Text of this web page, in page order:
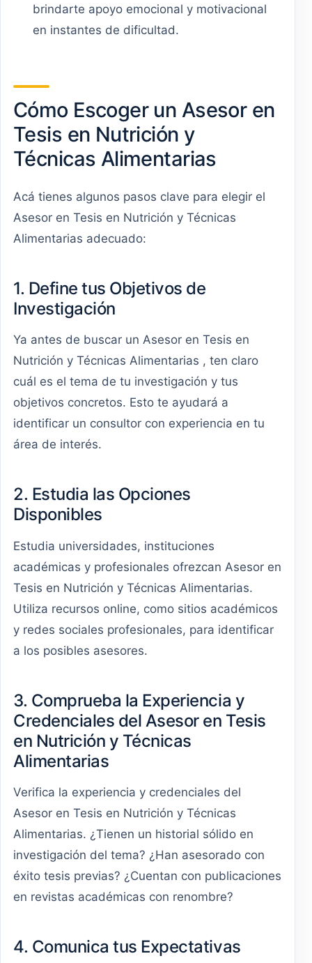
brindarte apoyo emocional y motivacional
en instantes de dificultad.
Cómo Escoger un Asesor en
Tesis en Nutrición y
Técnicas Alimentarias
Acá tienes algunos pasos clave para elegir el
Asesor en Tesis en Nutrición y Técnicas
Alimentarias adecuado:
1. Define tus Objetivos de
Investigación
Ya antes de buscar un Asesor en Tesis en
Nutrición y Técnicas Alimentarias , ten claro
cuál es el tema de tu investigación y tus
objetivos concretos. Esto te ayudará a
identificar un consultor con experiencia en tu
área de interés.
2. Estudia las Opciones
Disponibles
Estudia universidades, instituciones
académicas y profesionales ofrezcan Asesor en
Tesis en Nutrición y Técnicas Alimentarias.
Utiliza recursos online, como sitios académicos
y redes sociales profesionales, para identificar
a los posibles asesores.
3. Comprueba la Experiencia y
Credenciales del Asesor en Tesis
en Nutrición y Técnicas
Alimentarias
Verifica la experiencia y credenciales del
Asesor en Tesis en Nutrición y Técnicas
Alimentarias. ¿Tienen un historial sólido en
investigación del tema? ¿Han asesorado con
éxito tesis previas? ¿Cuentan con publicaciones
en revistas académicas con renombre?
4. Comunica tus Expectativas